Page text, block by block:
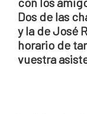
Dos de las
y la de José
horario de
vuestra